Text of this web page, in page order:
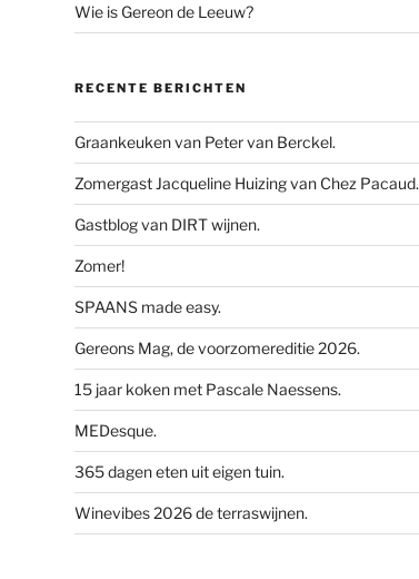
Wie is Gereon de Leeuw?
RECENTE BERICHTEN
Graankeuken van Peter van Berckel.
Zomergast Jacqueline Huizing van Chez Pacaud.
Gastblog van DIRT wijnen.
Zomer!
SPAANS made easy.
Gereons Mag, de voorzomereditie 2026.
15 jaar koken met Pascale Naessens.
MEDesque.
365 dagen eten uit eigen tuin.
Winevibes 2026 de terraswijnen.